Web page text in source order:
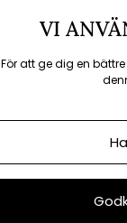
VI
För att ge dig en